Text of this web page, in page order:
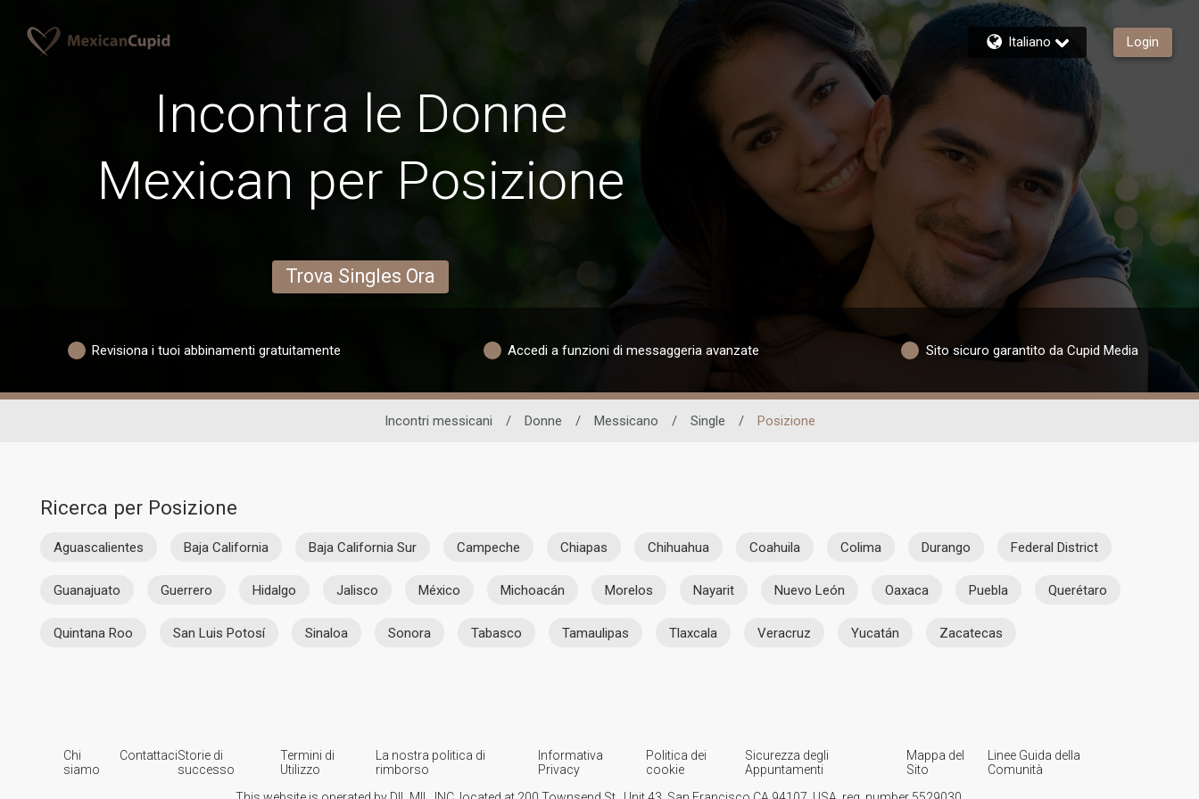
Italiano Login
Incontra le Donne
Mexican per Posizione
Trova Singles Ora
Revisiona i tuoi abbinamenti gratuitamente Accedi a funzioni di messaggeria avanzate Sito sicuro garantito da Cupid Media
Incontri messicani / Donne / Messicano / Single / Posizione
Ricerca per Posizione
Aguascalientes Baja California Baja California Sur Campeche Chiapas Chihuahua Coahuila Colima Durango Federal District
Guanajuato Guerrero Hidalgo Jalisco México Michoacán Morelos Nayarit Nuevo León Oaxaca Puebla Querétaro
Quintana Roo San Luis Potosí Sinaloa Sonora Tabasco Tamaulipas Tlaxcala Veracruz Yucatán Zacatecas
Chi
siamo
ContattaciStorie di
successo
Termini di
Utilizzo
La nostra politica di
rimborso
Informativa
Privacy
Politica dei
cookie
Sicurezza degli
Appuntamenti
Mappa del
Sito
Linee Guida della
Comunità